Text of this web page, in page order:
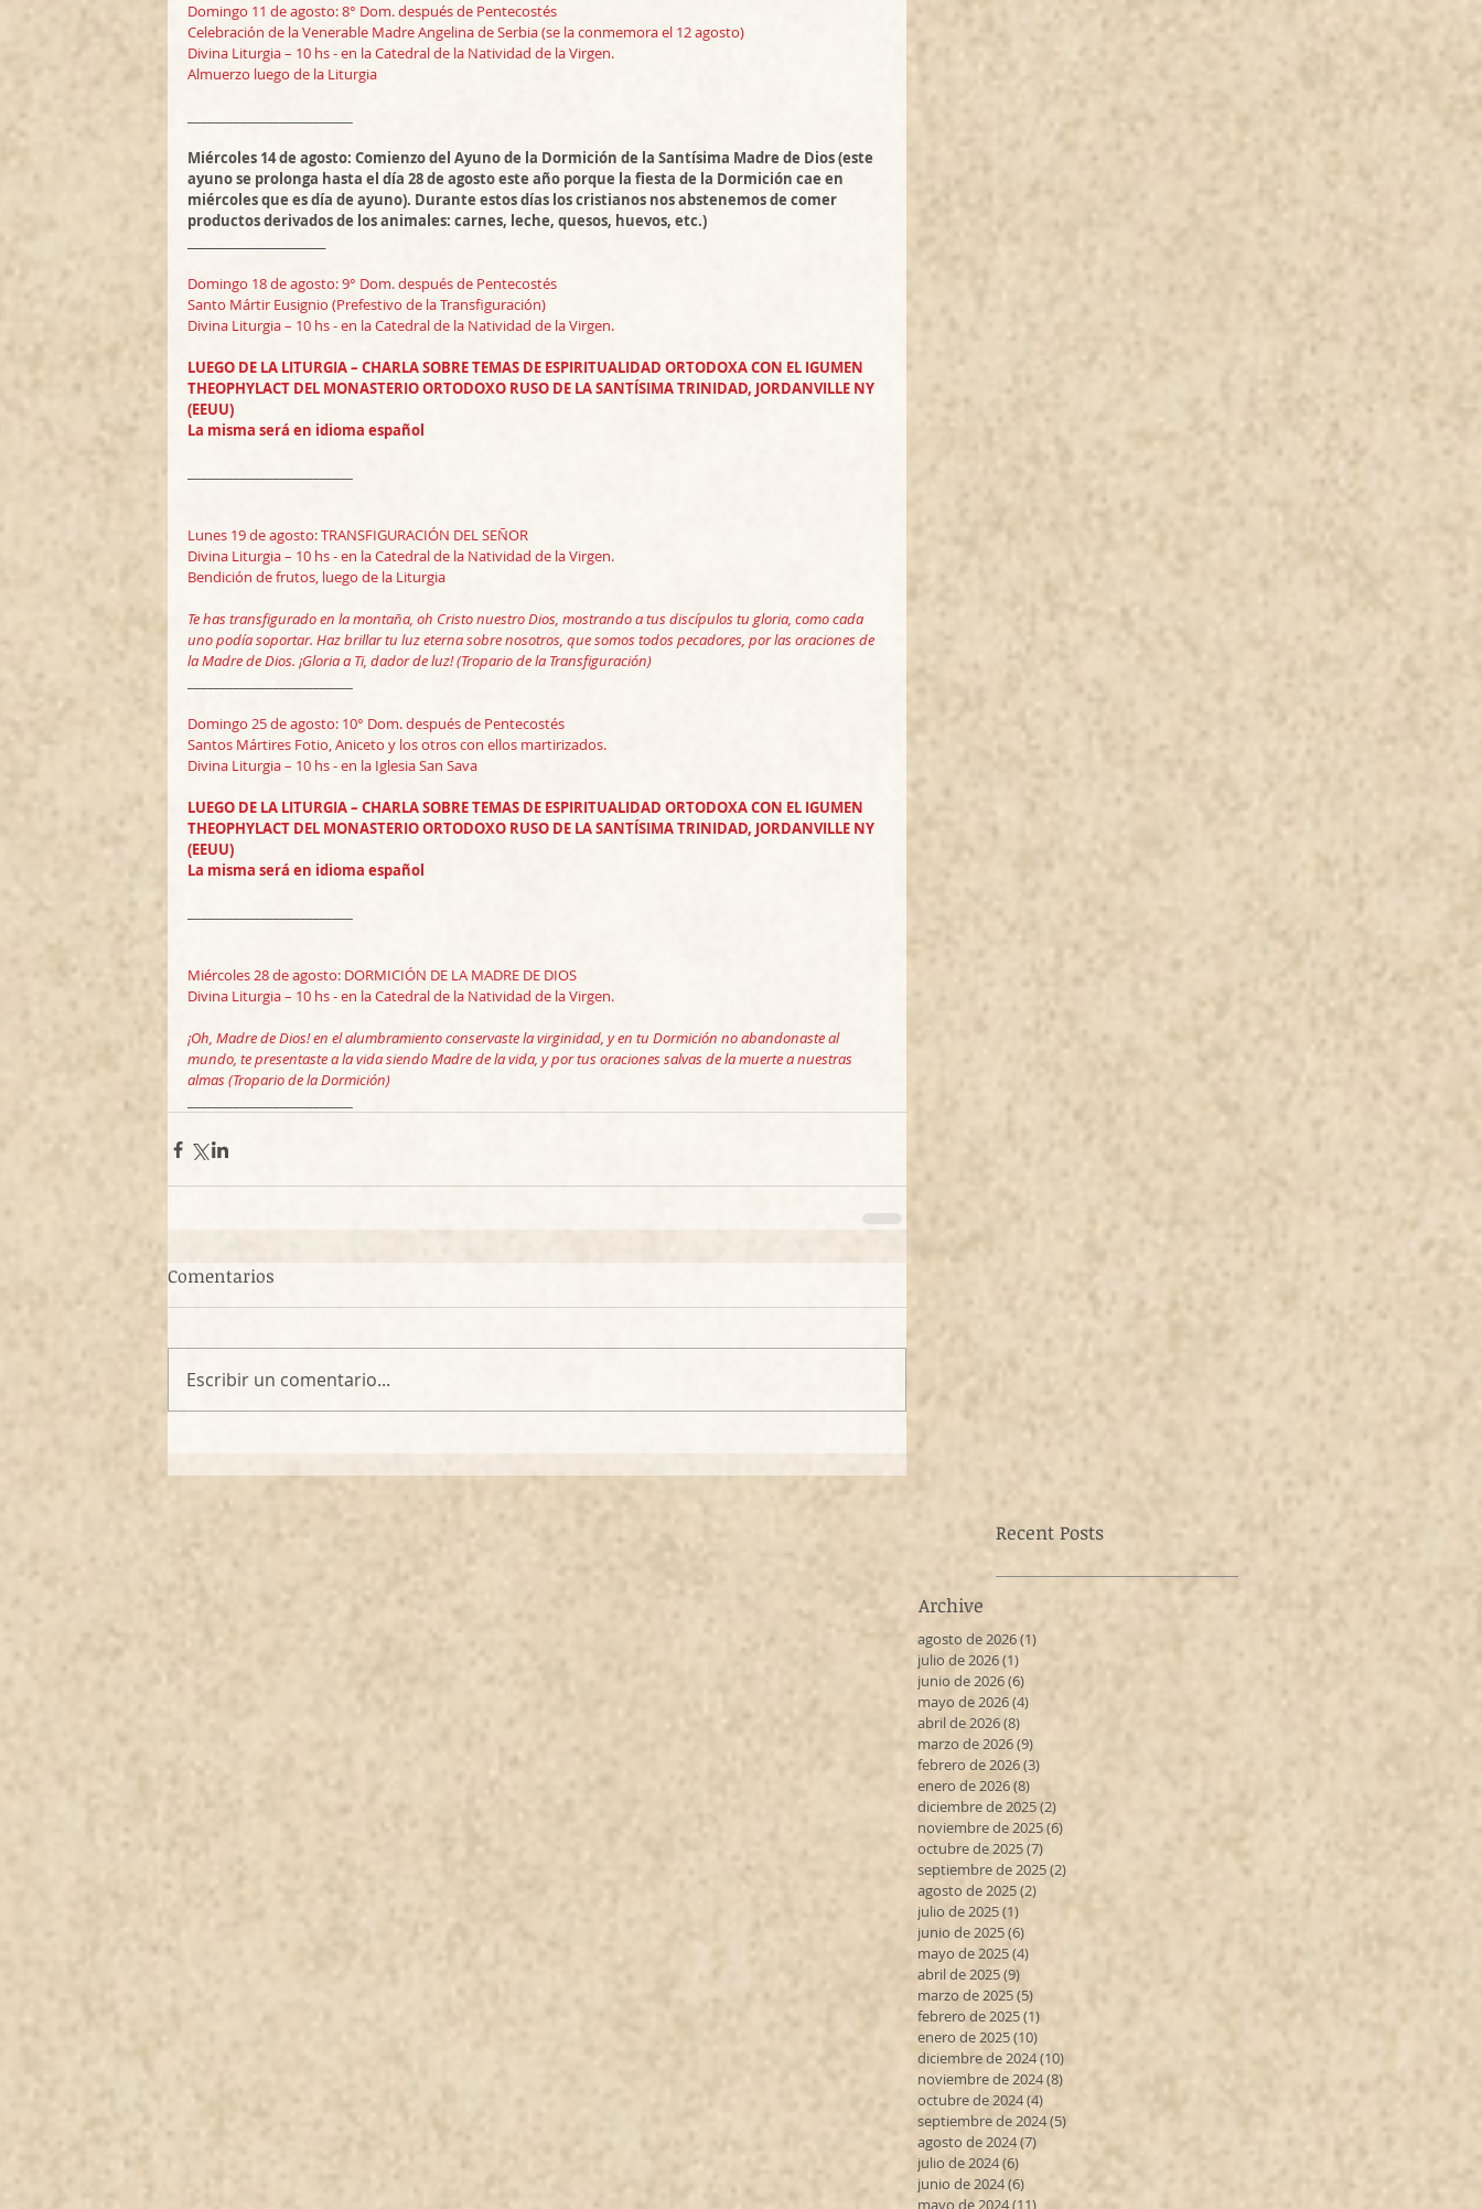
Domingo 11 de agosto: 8° Dom. después de Pentecostés
Celebración de la Venerable Madre Angelina de Serbia (se la conmemora el 12 agosto)
Divina Liturgia – 10 hs - en la Catedral de la Natividad de la Virgen.
Almuerzo luego de la Liturgia
Miércoles 14 de agosto: Comienzo del Ayuno de la Dormición de la Santísima Madre de Dios (este
ayuno se prolonga hasta el día 28 de agosto este año porque la fiesta de la Dormición cae en
miércoles que es día de ayuno). Durante estos días los cristianos nos abstenemos de comer
productos derivados de los animales: carnes, leche, quesos, huevos, etc.)
Domingo 18 de agosto: 9° Dom. después de Pentecostés
Santo Mártir Eusignio (Prefestivo de la Transfiguración)
Divina Liturgia – 10 hs - en la Catedral de la Natividad de la Virgen.
LUEGO DE LA LITURGIA – CHARLA SOBRE TEMAS DE ESPIRITUALIDAD ORTODOXA CON EL IGUMEN
THEOPHYLACT DEL MONASTERIO ORTODOXO RUSO DE LA SANTÍSIMA TRINIDAD, JORDANVILLE NY
(EEUU)
La misma será en idioma español
Lunes 19 de agosto: TRANSFIGURACIÓN DEL SEÑOR
Divina Liturgia – 10 hs - en la Catedral de la Natividad de la Virgen.
Bendición de frutos, luego de la Liturgia
Te has transfigurado en la montaña, oh Cristo nuestro Dios, mostrando a tus discípulos tu gloria, como cada
uno podía soportar. Haz brillar tu luz eterna sobre nosotros, que somos todos pecadores, por las oraciones de
la Madre de Dios. ¡Gloria a Ti, dador de luz! (Tropario de la Transfiguración)
Domingo 25 de agosto: 10° Dom. después de Pentecostés
Santos Mártires Fotio, Aniceto y los otros con ellos martirizados.
Divina Liturgia – 10 hs - en la Iglesia San Sava
LUEGO DE LA LITURGIA – CHARLA SOBRE TEMAS DE ESPIRITUALIDAD ORTODOXA CON EL IGUMEN
THEOPHYLACT DEL MONASTERIO ORTODOXO RUSO DE LA SANTÍSIMA TRINIDAD, JORDANVILLE NY
(EEUU)
La misma será en idioma español
Miércoles 28 de agosto: DORMICIÓN DE LA MADRE DE DIOS
Divina Liturgia – 10 hs - en la Catedral de la Natividad de la Virgen.
¡Oh, Madre de Dios! en el alumbramiento conservaste la virginidad, y en tu Dormición no abandonaste al
mundo, te presentaste a la vida siendo Madre de la vida, y por tus oraciones salvas de la muerte a nuestras
almas (Tropario de la Dormición)
Comentarios
Escribir un comentario...
Recent Posts
Archive
agosto de 2026(1) 1 entrada
julio de 2026(1)
junio de 2026(6)
mayo de 2026(4)
abril de 2026(8)
marzo de 2026(9)
febrero de 2026(3)
enero de 2026(8)
diciembre de 2025(2)
noviembre de 2025(6)
octubre de 2025(7)
septiembre de 2025(2)
agosto de 2025(2)
julio de 2025(1)
junio de 2025(6)
mayo de 2025(4)
abril de 2025(9)
marzo de 2025(5)
febrero de 2025(1)
enero de 2025(10) 10 entradas
diciembre de 2024(10)
noviembre de 2024(8)
octubre de 2024(4)
septiembre de 2024(5)
agosto de 2024(7)
julio de 2024(6)
junio de 2024(6)